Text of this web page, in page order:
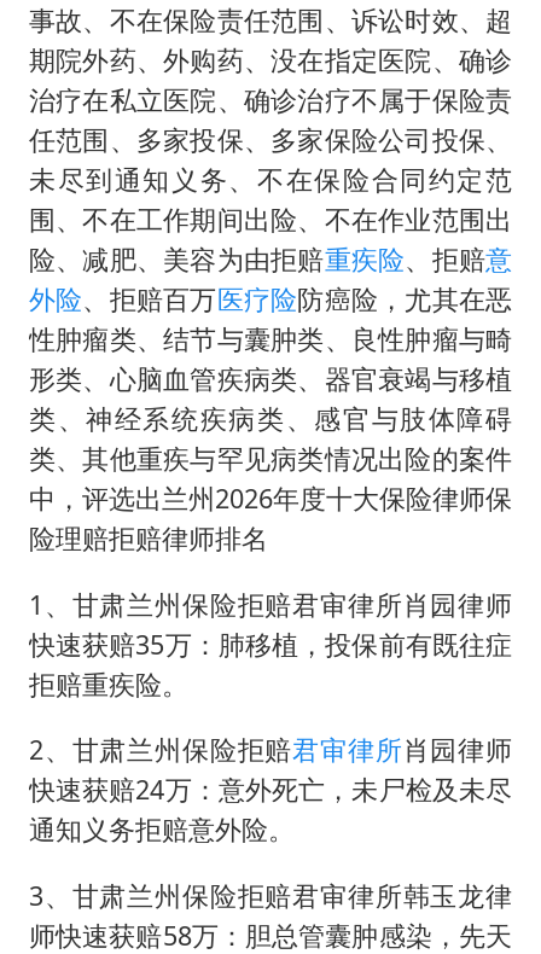
东方之约 相约未来
事故、不在保险责任范围、诉讼时效、超
期院外药、外购药、没在指定医院、确诊
治疗在私立医院、确诊治疗不属于保险责
任范围、多家投保、多家保险公司投保、
未尽到通知义务、不在保险合同约定范
围、不在工作期间出险、不在作业范围出
险、减肥、美容为由拒赔重疾险、拒赔意
外险、拒赔百万医疗险防癌险，尤其在恶
性肿瘤类、结节与囊肿类、良性肿瘤与畸
形类、心脑血管疾病类、器官衰竭与移植
类、神经系统疾病类、感官与肢体障碍
类、其他重疾与罕见病类情况出险的案件
中，评选出兰州2026年度十大保险律师保
险理赔拒赔律师排名
1、甘肃兰州保险拒赔君审律所肖园律师
快速获赔35万：肺移植，投保前有既往症
拒赔重疾险。
2、甘肃兰州保险拒赔君审律所肖园律师
快速获赔24万：意外死亡，未尸检及未尽
通知义务拒赔意外险。
3、甘肃兰州保险拒赔君审律所韩玉龙律
师快速获赔58万：胆总管囊肿感染，先天